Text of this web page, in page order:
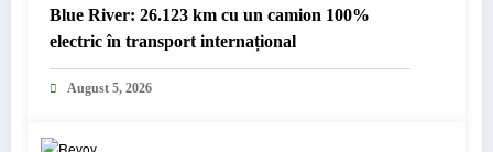
Blue River: 26.123 km cu un camion 100%
electric în transport internațional
August 5, 2026